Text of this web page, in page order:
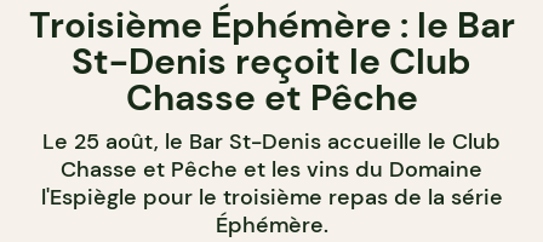
Troisième Éphémère : le Bar
St-Denis reçoit le Club
Chasse et Pêche
Le 25 août, le Bar St-Denis accueille le Club
Chasse et Pêche et les vins du Domaine
l'Espiègle pour le troisième repas de la série
Éphémère.